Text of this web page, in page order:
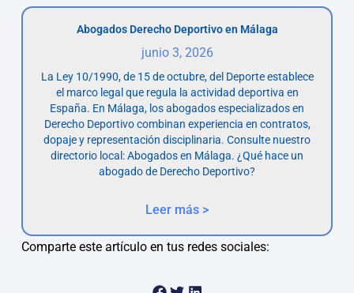
Abogados Derecho Deportivo en Málaga
junio 3, 2026
La Ley 10/1990, de 15 de octubre, del Deporte establece
el marco legal que regula la actividad deportiva en
España. En Málaga, los abogados especializados en
Derecho Deportivo combinan experiencia en contratos,
dopaje y representación disciplinaria. Consulte nuestro
directorio local: Abogados en Málaga. ¿Qué hace un
abogado de Derecho Deportivo?
Leer más >
Comparte este artículo en tus redes sociales: